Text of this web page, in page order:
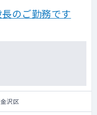
のご勤務です
沢区